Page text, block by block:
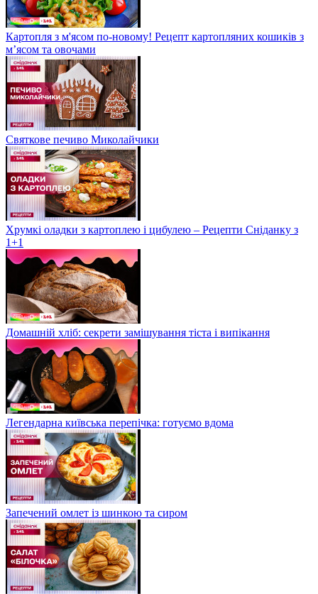
Картопля з м'ясом по-новому! Рецепт картопляних кошиків з
м’ясом та овочами
Святкове печиво Миколайчики
Хрумкі оладки з картоплею і цибулею – Рецепти Сніданку з
1+1
Домашній хліб: секрети замішування тіста і випікання
Легендарна київська перепічка: готуємо вдома
Запечений омлет із шинкою та сиром